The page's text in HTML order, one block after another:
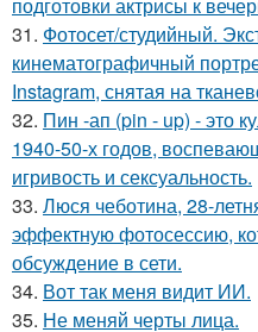
31. Фотосет/студийный.
кинематографичный
Instagram, снятая на
32. Пин -ап (pin - up) - это
1940-50-х годов,
игривость и сексуальность.
33. Люся чеботина, 28-
эффектную фотосессию,
обсуждение в сети.
34. Вот так меня видит ИИ.
35. Не меняй черты лица.